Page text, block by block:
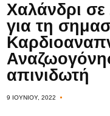
Χαλάνδρι
για τη
απινιδωτή
9 ΙΟΥΝΊΟΥ, 2022